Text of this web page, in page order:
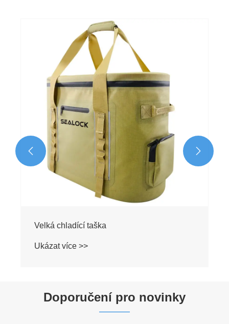
Velká chladící taška
Ukázat více >>
 
Doporučení pro novinky